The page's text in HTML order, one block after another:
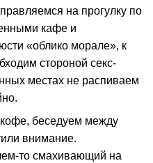
на прогулку по
кафе и
«облико морале», к
стороной секс-
местах не распиваем
беседуем между
внимание.
то смахивающий на